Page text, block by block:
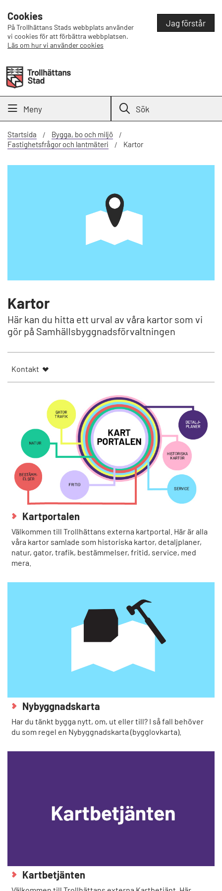
Cookies
På Trollhättans Stads webbplats använder
vi cookies för att förbättra webbplatsen.
Läs om hur vi använder cookies
Jag förstår
Meny Sök
Startsida
Bygga, bo och miljö
Fastighetsfrågor och lantmäteri
Kartor
Kartor
Här kan du hitta ett urval av våra kartor som vi
gör på Samhällsbyggnadsförvaltningen
Kontakt
Kartportalen
Välkommen till Trollhättans externa kartportal. Här är alla
våra kartor samlade som historiska kartor, detaljplaner,
natur, gator, trafik, bestämmelser, fritid, service, med
mera.
Nybyggnadskarta
Har du tänkt bygga nytt, om, ut eller till? I så fall behöver
du som regel en Nybyggnadskarta (bygglovkarta).
Kartbetjänten